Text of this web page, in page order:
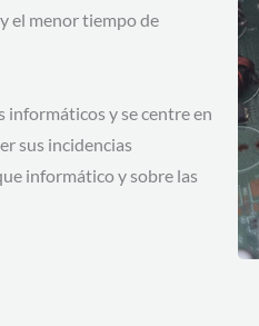
el menor tiempo de
informáticos y se centre en
sus incidencias
informático y sobre las